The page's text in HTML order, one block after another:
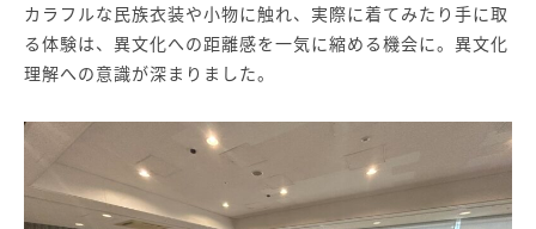
カラフルな民族衣装や小物に触れ、実際に着てみたり手に取
る体験は、異文化への距離感を一気に縮める機会に。異文化
理解への意識が深まりました。